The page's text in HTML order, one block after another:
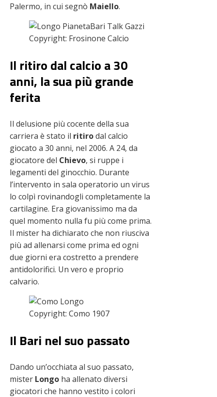
Palermo, in cui segnò Maiello.
Copyright: Frosinone Calcio
Il ritiro dal calcio a 30
anni, la sua più grande
ferita
Il delusione più cocente della sua
carriera è stato il ritirodal calcio
giocato a 30 anni, nel 2006. A 24, da
giocatore del Chievo, si ruppe i
legamenti del ginocchio. Durante
l’intervento in sala operatorio un virus
lo colpì rovinandogli completamente la
cartilagine. Era giovanissimo ma da
quel momento nulla fu più come prima.
Il mister ha dichiarato che non riusciva
più ad allenarsi come prima ed ogni
due giorni era costretto a prendere
antidolorifici. Un vero e proprio
calvario.
Copyright: Como 1907
Il Bari nel suo passato
Dando un’occhiata al suo passato,
mister Longo ha allenato diversi
giocatori che hanno vestito i colori